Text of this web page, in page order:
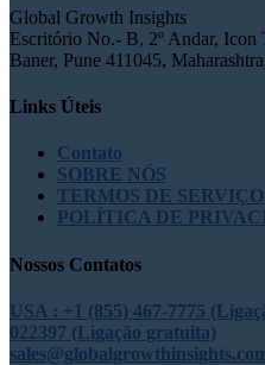
Global Growth Insights
Escritório No.- B, 2º Andar, Icon
Baner, Pune 411045,
Links Úteis
Contato
SOBRE NÓS
TERMOS DE SERVIÇO
POLÍTICA DE
Nossos Contatos
USA : +1 (855) 467-7775
022397 (Ligação gratuita)